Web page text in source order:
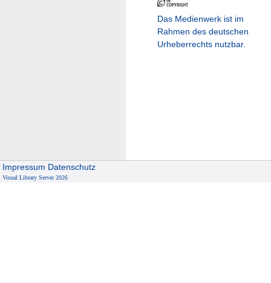
Das Medienwerk ist im
Rahmen des deutschen
Urheberrechts nutzbar.
Impressum Datenschutz
Visual Library Server 2026